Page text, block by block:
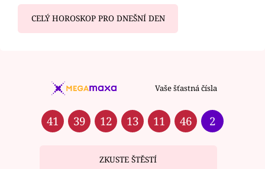
CELÝ HOROSKOP PRO DNEŠNÍ DEN
Vaše šťastná čísla
41 39 12 13 11 46 2
ZKUSTE ŠTĚSTÍ